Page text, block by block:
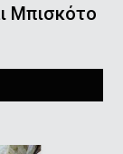
Μπισκότο